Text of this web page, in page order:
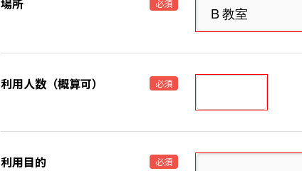
場所 必須
利用人数（概算可） 必須
利用目的 必須